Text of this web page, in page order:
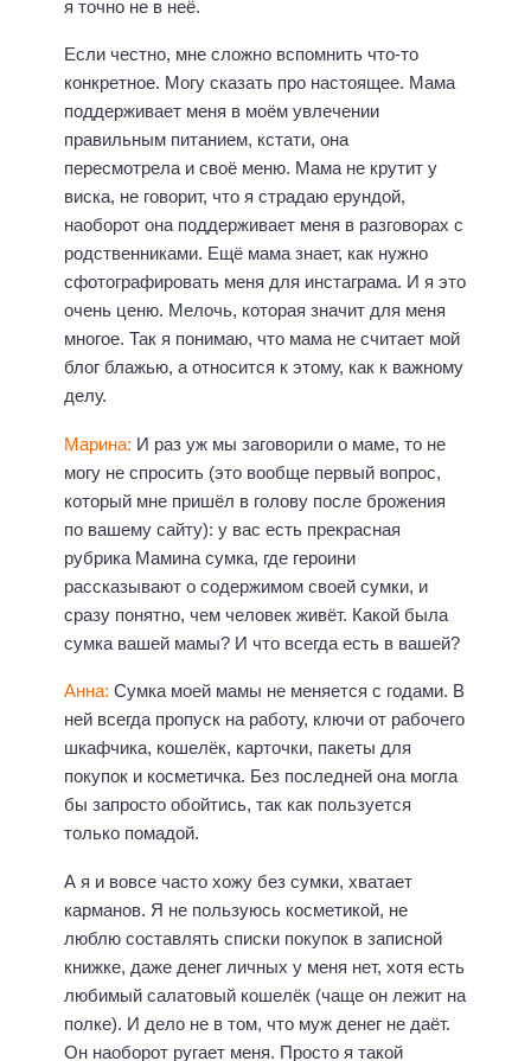
я точно не в неё.
Если честно, мне сложно вспомнить что-то
конкретное. Могу сказать про настоящее. Мама
поддерживает меня в моём увлечении
правильным питанием, кстати, она
пересмотрела и своё меню. Мама не крутит у
виска, не говорит, что я страдаю ерундой,
наоборот она поддерживает меня в разговорах с
родственниками. Ещё мама знает, как нужно
сфотографировать меня для инстаграма. И я это
очень ценю. Мелочь, которая значит для меня
многое. Так я понимаю, что мама не считает мой
блог блажью, а относится к этому, как к важному
делу.
Марина: И раз уж мы заговорили о маме, то не
могу не спросить (это вообще первый вопрос,
который мне пришёл в голову после брожения
по вашему сайту): у вас есть прекрасная
рубрика Мамина сумка, где героини
рассказывают о содержимом своей сумки, и
сразу понятно, чем человек живёт. Какой была
сумка вашей мамы? И что всегда есть в вашей?
Анна: Сумка моей мамы не меняется с годами. В
ней всегда пропуск на работу, ключи от рабочего
шкафчика, кошелёк, карточки, пакеты для
покупок и косметичка. Без последней она могла
бы запросто обойтись, так как пользуется
только помадой.
А я и вовсе часто хожу без сумки, хватает
карманов. Я не пользуюсь косметикой, не
люблю составлять списки покупок в записной
книжке, даже денег личных у меня нет, хотя есть
любимый салатовый кошелёк (чаще он лежит на
полке). И дело не в том, что муж денег не даёт.
Он наоборот ругает меня. Просто я такой